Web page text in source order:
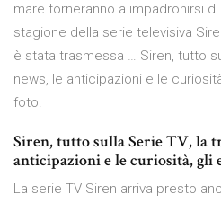
mare torneranno a impadronirsi
stagione della serie televisiva
è stata trasmessa … Siren, tutto
news, le anticipazioni e le
foto.
Siren, tutto sulla Serie TV, la
anticipazioni e le curiosità, gli
La serie TV Siren arriva presto